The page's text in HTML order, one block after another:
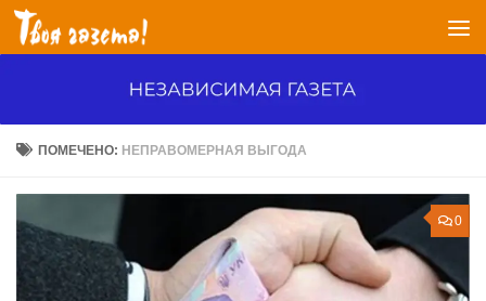
Перейти к содержимому
ПОМЕЧЕНО: НЕПРАВОМЕРНАЯ ВЫГОДА
0